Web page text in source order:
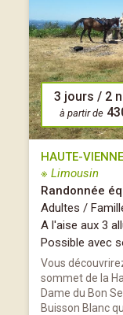
3 jours / 2
à partir de
HAUTE-VIENNE
※ Limousin
Randonnée
Adultes /
A l'aise aux 3
Possible avec
Vous
sommet de la
Dame du Bon
Buisson Blanc